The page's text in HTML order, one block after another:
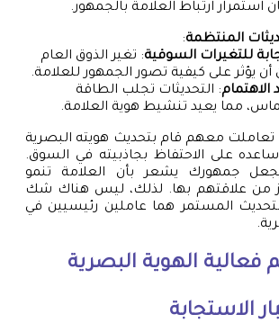
استمرار ارتباط العلامة بالجمهور.
المنتظمة:
للتغيرات السوقية: تغير الذوق العام
أن يؤثر على كيفية تصور الجمهور للعلامة.
الاهتمام: التحديثات تجلب الطاقة
مما يعيد تنشيط هوية العلامة.
تعاملت معهم قام بتحديث هويته البصرية
على الاحتفاظ بجاذبيته في السوق.
جمهورك يشعر بأن العلامة تنمو
من علاقتهم بها. لذلك، ليس هناك شك
المستمر هما عاملين رئيسيين في
فعالية الهوية البصرية
الاستجابة